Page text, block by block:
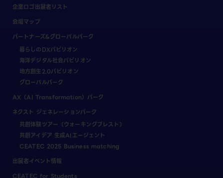
企業ロゴ出展者リスト
会場マップ
パートナーズ&グローバルパーク
暮らしのDXパビリオン
海洋デジタル社会パビリオン
地方創生2.0パビリオン
グローバルパーク
AX（AI Transformation）パーク
ネクスト ジェネレーションパーク
共創体験ツアー（ウォーキングブレスト）
共創アイデア 生成AIエージェント
CEATEC 2025 Business matching
出展者イベント情報
CEATEC for Students